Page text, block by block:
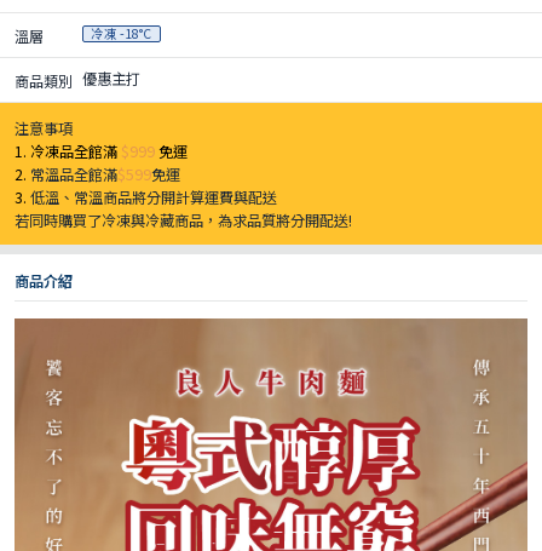
溫層 冷凍 -18°C
商品類別 優惠主打
注意事項
1. 冷凍品全館滿 $999免運
2. 常溫品全館滿$599免運
3.低溫、常溫商品將分開計算運費與配送
若同時購買了冷凍與冷藏商品，為求品質將分開配送!
商品介紹